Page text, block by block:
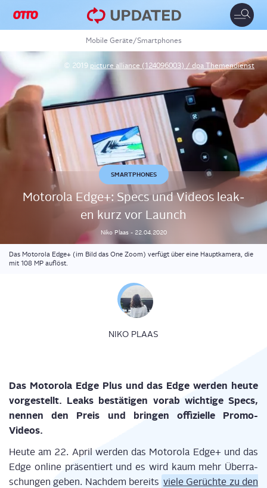
Toggle
Mobile Geräte/Smartphones
© 2019 picture alliance (124096003) / dpa Themendienst
SMARTPHONES
Moto­ro­la Edge+: Specs und Vide­os lea­k­
en kurz vor Launch
Niko Plaas - 22.04.2020
Das Motorola Edge+ (im Bild das One Zoom) verfügt über eine Hauptkamera, die
mit 108 MP auflöst.
NIKO PLAAS
Das Moto­ro­la Edge Plus und das Edge wer­den heu­te
vor­ge­stellt. Leaks bestä­ti­gen vor­ab wich­ti­ge Specs,
nen­nen den Preis und brin­gen offi­zi­el­le Promo-
Videos.
Heu­te am 22. April wer­den das Moto­ro­la Edge+ und das
Edge online prä­sen­tiert und es wird kaum mehr Über­ra­
schun­gen geben. Nach­dem bereits vie­le Gerüch­te zu den